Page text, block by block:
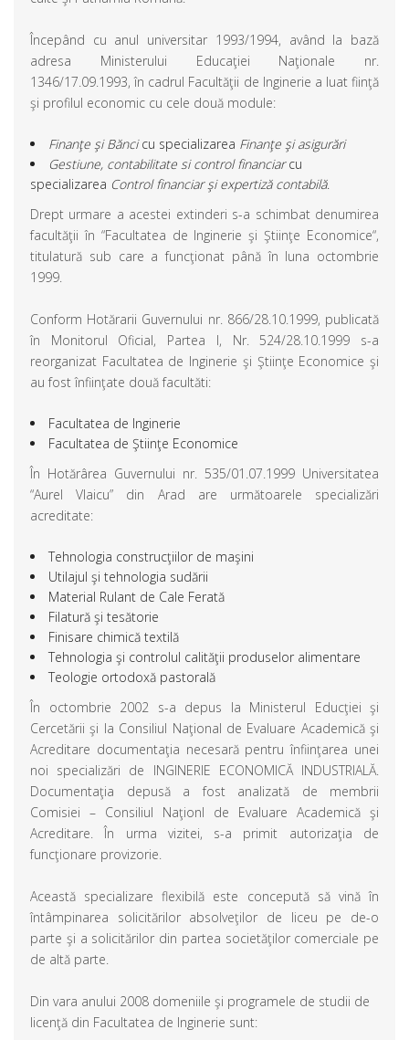
Începând cu anul universitar 1993/1994, având la bază
adresa Ministerului Educaţiei Naţionale nr.
1346/17.09.1993, în cadrul Facultăţii de Inginerie a luat fiinţă
şi profilul economic cu cele două module:
Finanţe şi Băncicu specializarea Finanţe şi asigurări
Gestiune, contabilitate si control financiarcu
specializarea Control financiar şi expertiză contabilă.
Drept urmare a acestei extinderi s-a schimbat denumirea
facultăţii în “Facultatea de Inginerie şi Ştiinţe Economice“,
titulatură sub care a funcţionat până în luna octombrie
1999.
Conform Hotărarii Guvernului nr. 866/28.10.1999, publicată
în Monitorul Oficial, Partea I, Nr. 524/28.10.1999 s-a
reorganizat Facultatea de Inginerie şi Ştiinţe Economice şi
au fost înfiinţate două facultăti:
Facultatea de Inginerie
Facultatea de Ştiinţe Economice
În Hotărârea Guvernului nr. 535/01.07.1999 Universitatea
“Aurel Vlaicu” din Arad are următoarele specializări
acreditate:
Tehnologia construcţiilor de maşini
Utilajul şi tehnologia sudării
Material Rulant de Cale Ferată
Filatură şi tesătorie
Finisare chimică textilă
Tehnologia şi controlul calităţii produselor alimentare
Teologie ortodoxă pastorală
În octombrie 2002 s-a depus la Ministerul Educţiei şi
Cercetării şi la Consiliul Naţional de Evaluare Academică şi
Acreditare documentaţia necesară pentru înfiinţarea unei
noi specializări de INGINERIE ECONOMICĂ INDUSTRIALĂ.
Documentaţia depusă a fost analizată de membrii
Comisiei – Consiliul Naţionl de Evaluare Academică şi
Acreditare. În urma vizitei, s-a primit autorizaţia de
funcţionare provizorie.
Această specializare flexibilă este concepută să vină în
întâmpinarea solicitărilor absolveţilor de liceu pe de-o
parte şi a solicitărilor din partea societăţilor comerciale pe
de altă parte.
Din vara anului 2008 domeniile şi programele de studii de
licenţă din Facultatea de Inginerie sunt: